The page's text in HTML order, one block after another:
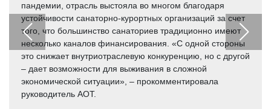
пандемии, отрасль выстояла во многом благодаря
устойчивости санаторно-курортных организаций за счет
того, что большинство санаториев традиционно имеют
несколько каналов финансирования. «С одной стороны
это снижает внутриотраслевую конкуренцию, но с другой
– дает возможности для выживания в сложной
экономической ситуации», – прокомментировала
руководитель АОТ.